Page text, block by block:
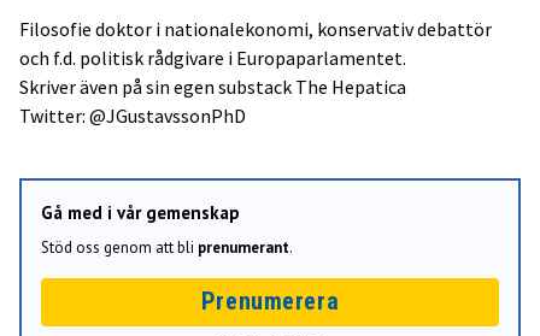
Filosofie doktor i nationalekonomi, konservativ debattör
och f.d. politisk rådgivare i Europaparlamentet.
Skriver även på sin egen substack The Hepatica
Twitter: @JGustavssonPhD
Gå med i vår gemenskap
Stöd oss genom att bli prenumerant.
Prenumerera